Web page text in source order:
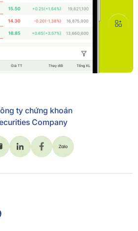
ty chứng khoán
Company